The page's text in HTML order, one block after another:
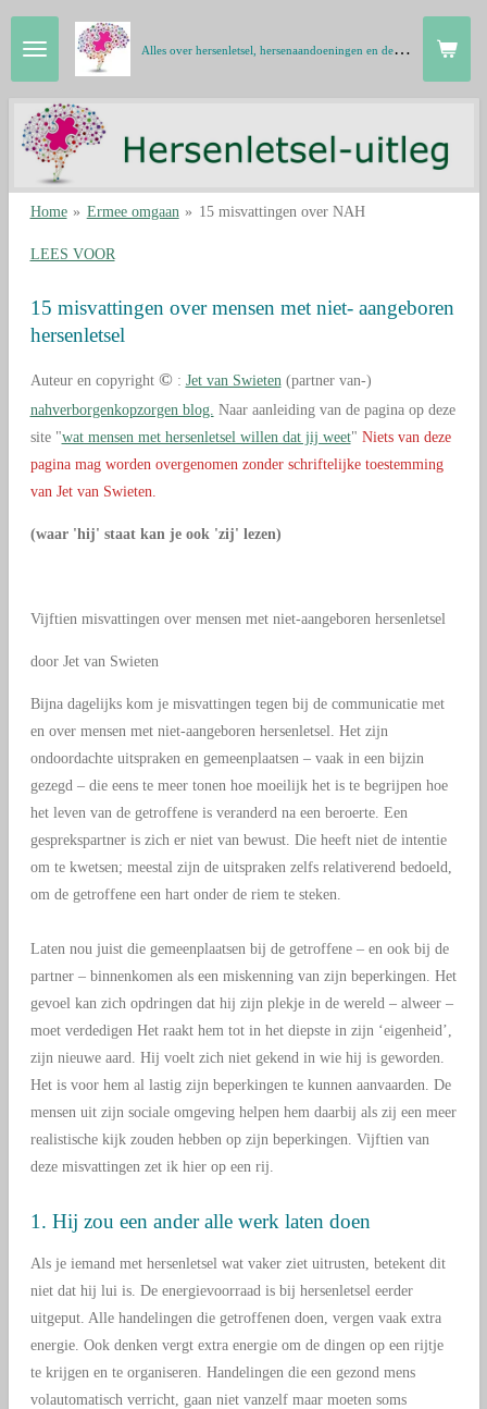
Ga
direct
naar
hoofdinhoud
A
lles over hersenletsel, hersenaandoeningen en de hersenen in gewone taal
Home » Ermee omgaan » 15 misvattingen over NAH
LEES VOOR
15 misvattingen over mensen met niet- aangeboren
hersenletsel
Auteur en copyright ©: Jet van Swieten(partner van-)
nahverborgenkopzorgen blog. Naar aanleiding van de pagina op deze
site "wat mensen met hersenletsel willen dat jij weet" Niets van deze
pagina mag worden overgenomen zonder schriftelijke toestemming
van Jet van Swieten.
(waar 'hij' staat kan je ook 'zij' lezen)
Vijftien misvattingen over mensen met niet-aangeboren hersenletsel
door Jet van Swieten
Bijna dagelijks kom je misvattingen tegen bij de communicatie met
en over mensen met niet-aangeboren hersenletsel. Het zijn
ondoordachte uitspraken en gemeenplaatsen – vaak in een bijzin
gezegd – die eens te meer tonen hoe moeilijk het is te begrijpen hoe
het leven van de getroffene is veranderd na een beroerte. Een
gesprekspartner is zich er niet van bewust. Die heeft niet de intentie
om te kwetsen; meestal zijn de uitspraken zelfs relativerend bedoeld,
om de getroffene een hart onder de riem te steken.
Laten nou juist die gemeenplaatsen bij de getroffene – en ook bij de
partner – binnenkomen als een miskenning van zijn beperkingen. Het
gevoel kan zich opdringen dat hij zijn plekje in de wereld – alweer –
moet verdedigen Het raakt hem tot in het diepste in zijn ‘eigenheid’,
zijn nieuwe aard. Hij voelt zich niet gekend in wie hij is geworden.
Het is voor hem al lastig zijn beperkingen te kunnen aanvaarden. De
mensen uit zijn sociale omgeving helpen hem daarbij als zij een meer
realistische kijk zouden hebben op zijn beperkingen. Vijftien van
deze misvattingen zet ik hier op een rij.
1. Hij zou een ander alle werk laten doen
Als je iemand met hersenletsel wat vaker ziet uitrusten, betekent dit
niet dat hij lui is. De energievoorraad is bij hersenletsel eerder
uitgeput. Alle handelingen die getroffenen doen, vergen vaak extra
energie. Ook denken vergt extra energie om de dingen op een rijtje
te krijgen en te organiseren. Handelingen die een gezond mens
volautomatisch verricht, gaan niet vanzelf maar moeten soms